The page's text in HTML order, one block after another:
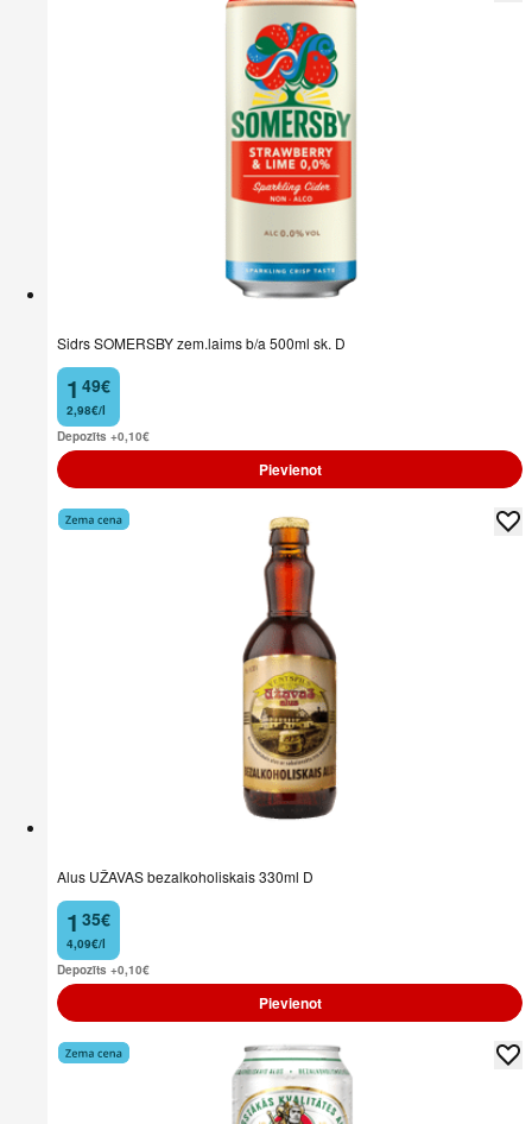
Sidrs SOMERSBY zem.laims b/a 500ml sk. D
1
. 49€
2,98€/l
Depozīts +0,10€
Pievienot
Alus UŽAVAS bezalkoholiskais 330ml D
1
. 35€
4,09€/l
Depozīts +0,10€
Pievienot